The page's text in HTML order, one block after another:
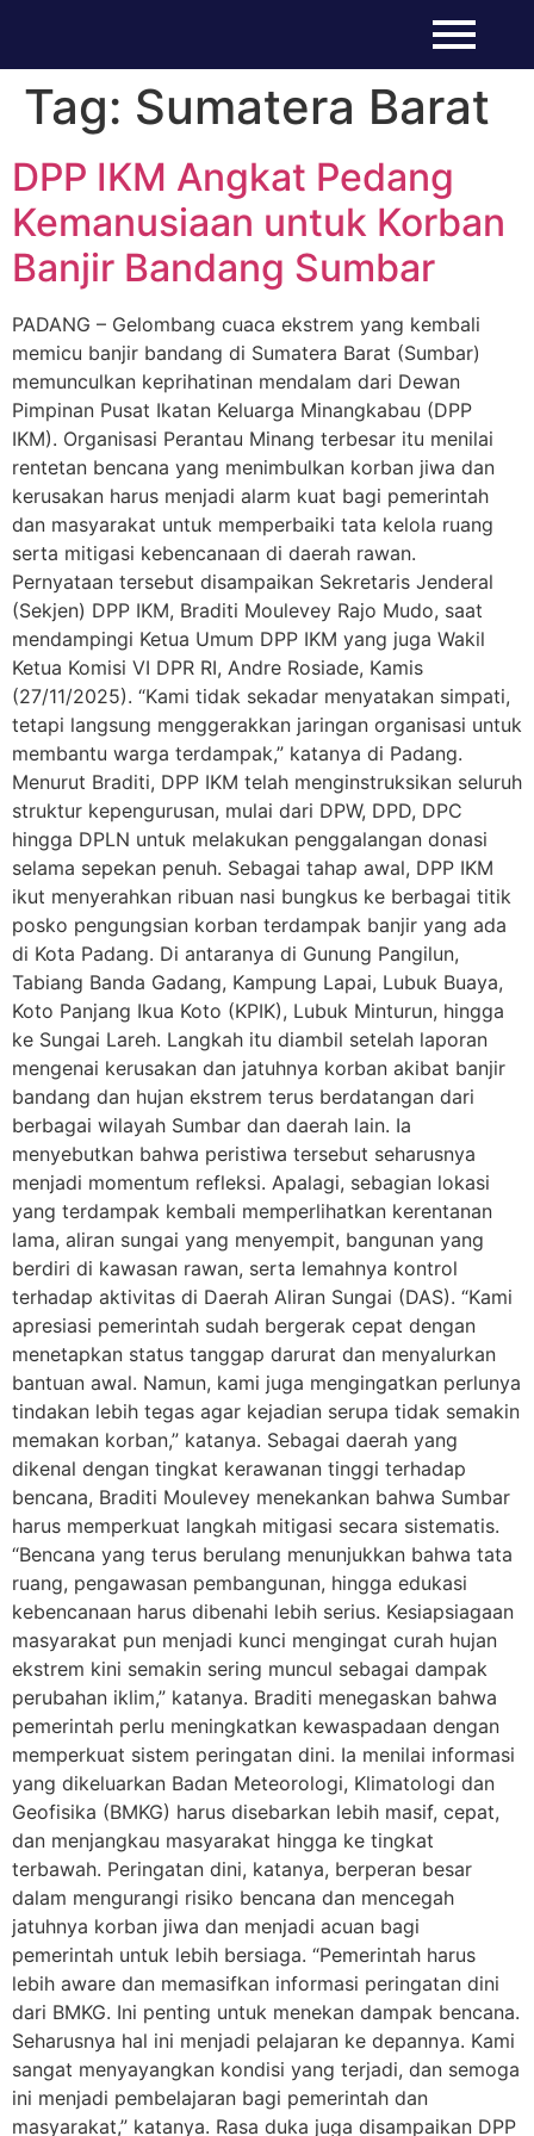
Tag: Sumatera Barat
DPP IKM Angkat Pedang
Kemanusiaan untuk Korban
Banjir Bandang Sumbar
PADANG – Gelombang cuaca ekstrem yang kembali
memicu banjir bandang di Sumatera Barat (Sumbar)
memunculkan keprihatinan mendalam dari Dewan
Pimpinan Pusat Ikatan Keluarga Minangkabau (DPP
IKM). Organisasi Perantau Minang terbesar itu menilai
rentetan bencana yang menimbulkan korban jiwa dan
kerusakan harus menjadi alarm kuat bagi pemerintah
dan masyarakat untuk memperbaiki tata kelola ruang
serta mitigasi kebencanaan di daerah rawan.
Pernyataan tersebut disampaikan Sekretaris Jenderal
(Sekjen) DPP IKM, Braditi Moulevey Rajo Mudo, saat
mendampingi Ketua Umum DPP IKM yang juga Wakil
Ketua Komisi VI DPR RI, Andre Rosiade, Kamis
(27/11/2025). “Kami tidak sekadar menyatakan simpati,
tetapi langsung menggerakkan jaringan organisasi untuk
membantu warga terdampak,” katanya di Padang.
Menurut Braditi, DPP IKM telah menginstruksikan seluruh
struktur kepengurusan, mulai dari DPW, DPD, DPC
hingga DPLN untuk melakukan penggalangan donasi
selama sepekan penuh. Sebagai tahap awal, DPP IKM
ikut menyerahkan ribuan nasi bungkus ke berbagai titik
posko pengungsian korban terdampak banjir yang ada
di Kota Padang. Di antaranya di Gunung Pangilun,
Tabiang Banda Gadang, Kampung Lapai, Lubuk Buaya,
Koto Panjang Ikua Koto (KPIK), Lubuk Minturun, hingga
ke Sungai Lareh. Langkah itu diambil setelah laporan
mengenai kerusakan dan jatuhnya korban akibat banjir
bandang dan hujan ekstrem terus berdatangan dari
berbagai wilayah Sumbar dan daerah lain. Ia
menyebutkan bahwa peristiwa tersebut seharusnya
menjadi momentum refleksi. Apalagi, sebagian lokasi
yang terdampak kembali memperlihatkan kerentanan
lama, aliran sungai yang menyempit, bangunan yang
berdiri di kawasan rawan, serta lemahnya kontrol
terhadap aktivitas di Daerah Aliran Sungai (DAS). “Kami
apresiasi pemerintah sudah bergerak cepat dengan
menetapkan status tanggap darurat dan menyalurkan
bantuan awal. Namun, kami juga mengingatkan perlunya
tindakan lebih tegas agar kejadian serupa tidak semakin
memakan korban,” katanya. Sebagai daerah yang
dikenal dengan tingkat kerawanan tinggi terhadap
bencana, Braditi Moulevey menekankan bahwa Sumbar
harus memperkuat langkah mitigasi secara sistematis.
“Bencana yang terus berulang menunjukkan bahwa tata
ruang, pengawasan pembangunan, hingga edukasi
kebencanaan harus dibenahi lebih serius. Kesiapsiagaan
masyarakat pun menjadi kunci mengingat curah hujan
ekstrem kini semakin sering muncul sebagai dampak
perubahan iklim,” katanya. Braditi menegaskan bahwa
pemerintah perlu meningkatkan kewaspadaan dengan
memperkuat sistem peringatan dini. Ia menilai informasi
yang dikeluarkan Badan Meteorologi, Klimatologi dan
Geofisika (BMKG) harus disebarkan lebih masif, cepat,
dan menjangkau masyarakat hingga ke tingkat
terbawah. Peringatan dini, katanya, berperan besar
dalam mengurangi risiko bencana dan mencegah
jatuhnya korban jiwa dan menjadi acuan bagi
pemerintah untuk lebih bersiaga. “Pemerintah harus
lebih aware dan memasifkan informasi peringatan dini
dari BMKG. Ini penting untuk menekan dampak bencana.
Seharusnya hal ini menjadi pelajaran ke depannya. Kami
sangat menyayangkan kondisi yang terjadi, dan semoga
ini menjadi pembelajaran bagi pemerintah dan
masyarakat,” katanya. Rasa duka juga disampaikan DPP